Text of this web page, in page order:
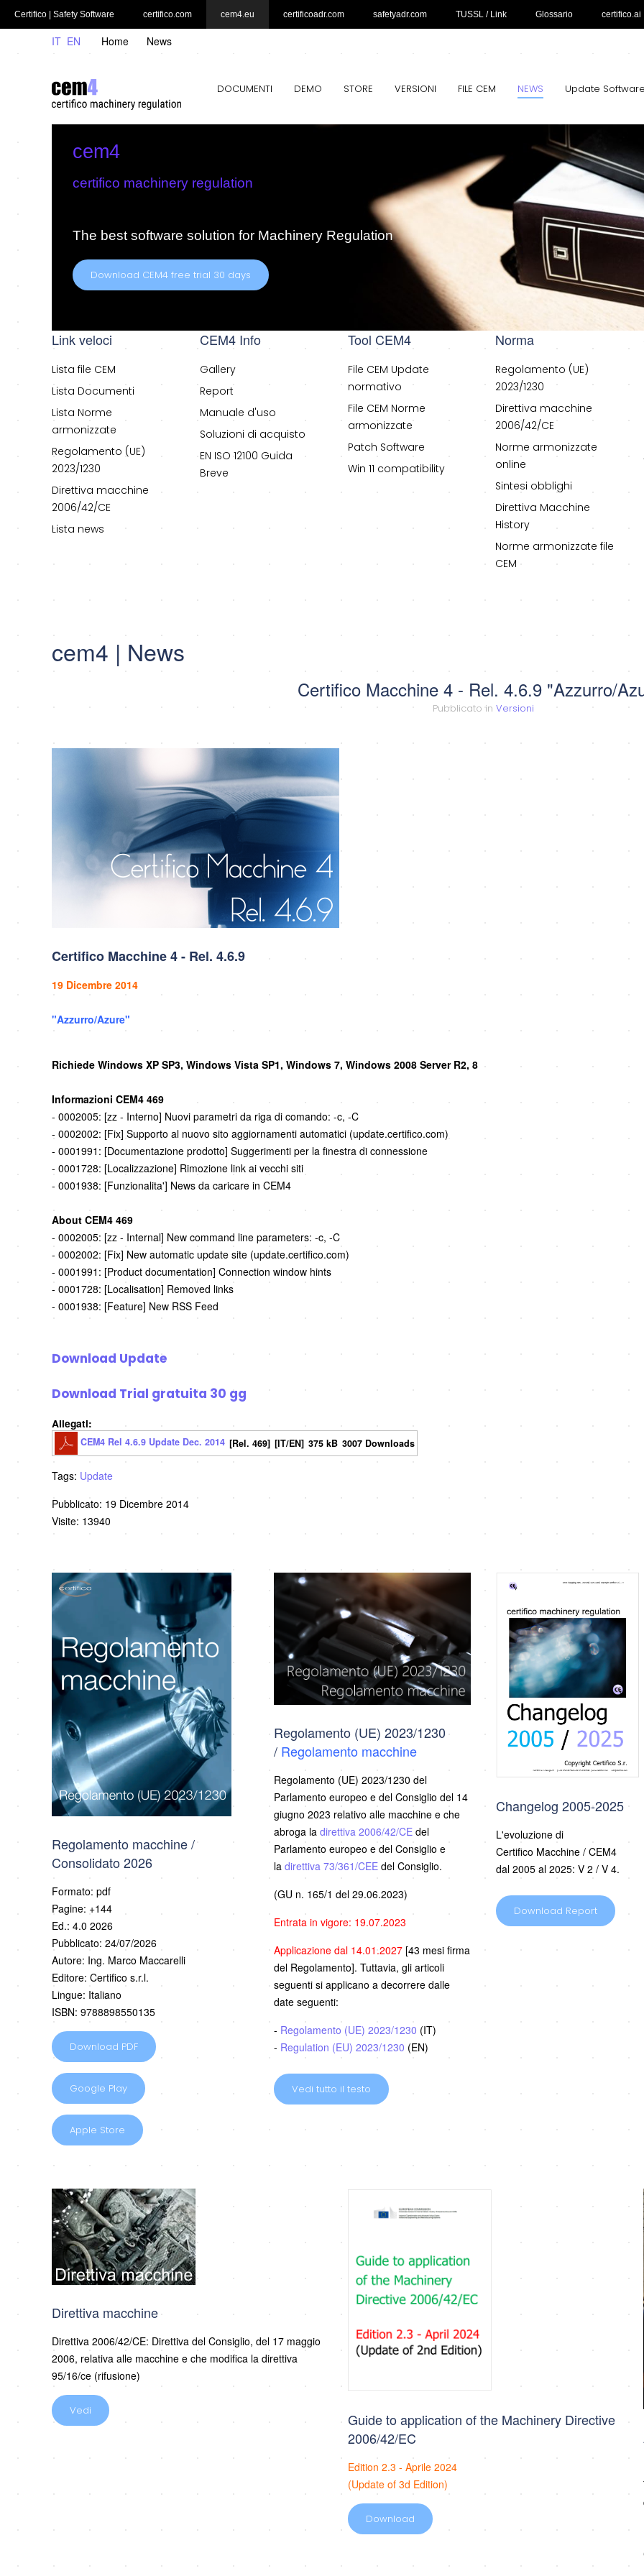
Certifico | Safety Software certifico.com cem4.eu certificoadr.com safetyadr.com TUSSL / Link Glossario certifico.ai
IT EN Home News
DOCUMENTI DEMO STORE VERSIONI FILE CEM NEWS Update
cem4
certifico machinery regulation
The best software solution for Machinery Regulation
Download CEM4 free trial 30 days
Link veloci
Lista file CEM
Lista Documenti
Lista Norme
armonizzate
Regolamento (UE)
2023/1230
Direttiva macchine
2006/42/CE
Lista news
CEM4 Info
Gallery
Report
Manuale d'uso
Soluzioni di acquisto
EN ISO 12100 Guida
Breve
Tool CEM4
File CEM Update
normativo
File CEM Norme
armonizzate
Patch Software
Win 11 compatibility
Norma
Regolamento (UE)
2023/1230
Direttiva macchine
2006/42/CE
Norme armonizzate
online
Sintesi obblighi
Direttiva Macchine
History
Norme armonizzate file
CEM
cem4 | News
Certifico Macchine 4 - Rel. 4.6.9 "Azzurro/
Pubblicato in Versioni
Certifico Macchine 4 - Rel. 4.6.9
19 Dicembre 2014
"Azzurro/Azure"
Richiede Windows XP SP3, Windows Vista SP1, Windows 7, Windows 2008 Server R2, 8
Informazioni CEM4 469
- 0002005: [zz - Interno] Nuovi parametri da riga di comando: -c, -C
- 0002002: [Fix] Supporto al nuovo sito aggiornamenti automatici (update.certifico.com)
- 0001991: [Documentazione prodotto] Suggerimenti per la finestra di connessione
- 0001728: [Localizzazione] Rimozione link ai vecchi siti
- 0001938: [Funzionalita'] News da caricare in CEM4
About CEM4 469
- 0002005: [zz - Internal] New command line parameters: -c, -C
- 0002002: [Fix] New automatic update site (update.certifico.com)
- 0001991: [Product documentation] Connection window hints
- 0001728: [Localisation] Removed links
- 0001938: [Feature] New RSS Feed
Download Update
Download Trial gratuita 30 gg
Allegati:
CEM4 Rel 4.6.9 Update Dec. 2014 [Rel. 469] [IT/EN] 375 kB 3007 Downloads
Tags: Update
Pubblicato: 19 Dicembre 2014
Visite: 13940
Regolamento macchine /
Consolidato 2026
Formato: pdf
Pagine: +144
Ed.: 4.0 2026
Pubblicato: 24/07/2026
Autore: Ing. Marco Maccarelli
Editore: Certifico s.r.l.
Lingue: Italiano
ISBN: 9788898550135
Download PDF
Google Play
Apple Store
Regolamento (UE) 2023/1230
/ Regolamento macchine
Regolamento (UE) 2023/1230 del
Parlamento europeo e del Consiglio del 14
giugno 2023 relativo alle macchine e che
abroga la direttiva 2006/42/CEdel
Parlamento europeo e del Consiglio e
la direttiva 73/361/CEEdel Consiglio.
(GU n. 165/1 del 29.06.2023)
Entrata in vigore: 19.07.2023
Applicazione dal 14.01.2027 [43 mesi firma
del Regolamento]. Tuttavia, gli articoli
seguenti si applicano a decorrere dalle
date seguenti:
- Regolamento (UE) 2023/1230 (IT)
- Regulation (EU) 2023/1230 (EN)
Vedi tutto il testo
Changelog 2005-2025
L'evoluzione di
Certifico Macchine / CEM4
dal 2005 al 2025: V 2 / V 4.
Download Report
Direttiva macchine
Direttiva 2006/42/CE: Direttiva del Consiglio, del 17 maggio
2006, relativa alle macchine e che modifica la direttiva
95/16/ce (rifusione)
Vedi
Guide to application of the Machinery Directive
2006/42/EC
Edition 2.3 - Aprile 2024
(Update of 3d Edition)
Download